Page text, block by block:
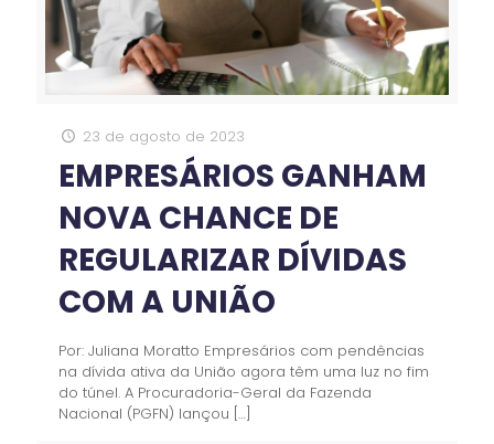
23 de agosto de 2023
EMPRESÁRIOS GANHAM
NOVA CHANCE DE
REGULARIZAR DÍVIDAS
COM A UNIÃO
Por: Juliana Moratto Empresários com pendências
na dívida ativa da União agora têm uma luz no fim
do túnel. A Procuradoria-Geral da Fazenda
Nacional (PGFN) lançou […]